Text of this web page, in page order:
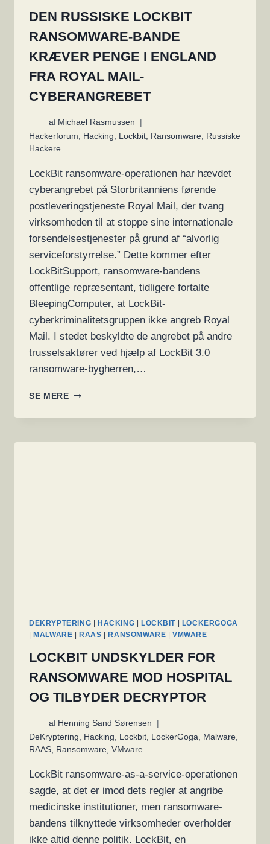
DEN RUSSISKE LOCKBIT
RANSOMWARE-BANDE
KRÆVER PENGE I ENGLAND
FRA ROYAL MAIL-
CYBERANGREBET
af Michael Rasmussen
Hackerforum
Hacking Lockbit Ransomware
Russiske
Hackere
LockBit ransomware-operationen har hævdet
cyberangrebet på Storbritanniens førende
postleveringstjeneste Royal Mail, der tvang
virksomheden til at stoppe sine internationale
forsendelsestjenester på grund af “alvorlig
serviceforstyrrelse.” Dette kommer efter
LockBitSupport, ransomware-bandens
offentlige repræsentant, tidligere fortalte
BleepingComputer, at LockBit-
cyberkriminalitetsgruppen ikke angreb Royal
Mail. I stedet beskyldte de angrebet på andre
trusselsaktører ved hjælp af LockBit 3.0
ransomware-bygherren,…
SE MEREDEN
LOCKBIT
BANDE
DEKRYPTERING | HACKING | LOCKBIT | LOCKERGOGA
|MALWARE |RAAS |RANSOMWARE |VMWARE
LOCKBIT UNDSKYLDER FOR
RANSOMWARE MOD HOSPITAL
OG TILBYDER DECRYPTOR
af Henning Sand Sørensen
DeKryptering, Hacking, Lockbit, LockerGoga, Malware,
RAAS, Ransomware, VMware
LockBit ransomware-as-a-service-operationen
sagde, at det er imod dets regler at angribe
medicinske institutioner, men ransomware-
bandens tilknyttede virksomheder overholder
ikke altid denne politik. LockBit, en